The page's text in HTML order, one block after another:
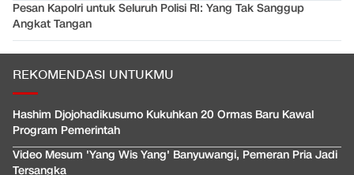
Pesan Kapolri untuk Seluruh Polisi RI: Yang Tak Sanggup
Angkat Tangan
REKOMENDASI UNTUKMU
Hashim Djojohadikusumo Kukuhkan 20 Ormas Baru Kawal
Program Pemerintah
Video Mesum 'Yang Wis Yang' Banyuwangi, Pemeran Pria Jadi
Tersangka